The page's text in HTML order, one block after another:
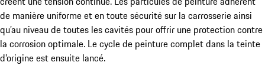
de manière uniforme et en toute sécurité sur la carrosserie ainsi
qu’au niveau de toutes les cavités pour offrir une protection contre
la corrosion optimale. Le cycle de peinture complet dans la teinte
d’origine est ensuite lancé.